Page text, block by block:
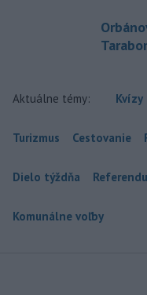
Aktuálne témy: Kvízy
Turizmus Cestovanie
Dielo týždňa
Komunálne voľby